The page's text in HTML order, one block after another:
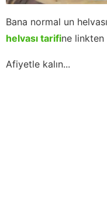
Bana normal un
helvası tarifine linkten
Afiyetle kalın...